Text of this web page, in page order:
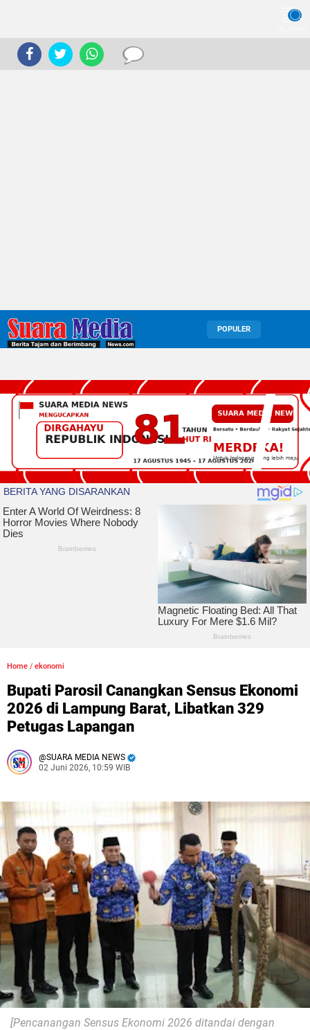
POPULER
Home / ekonomi
Bupati Parosil Canangkan Sensus Ekonomi
2026 di Lampung Barat, Libatkan 329
Petugas Lapangan
SUARA MEDIA NEWS
02 Juni 2026, 10:59 WIB
[Pencanangan Sensus Ekonomi 2026 ditandai dengan